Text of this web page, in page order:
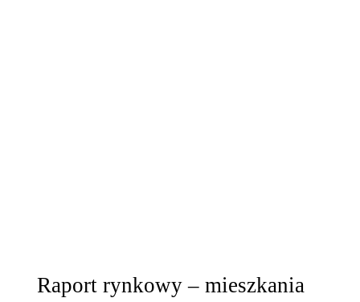
Raport rynkowy – mieszkania